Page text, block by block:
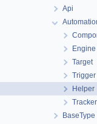
Api
Engine
Target
Trigger
Helper
Tracker
BaseType